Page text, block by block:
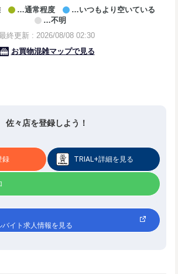
佐々店を登録しよう！
録 TRIAL+詳細を見る
バイト求人情報を見る